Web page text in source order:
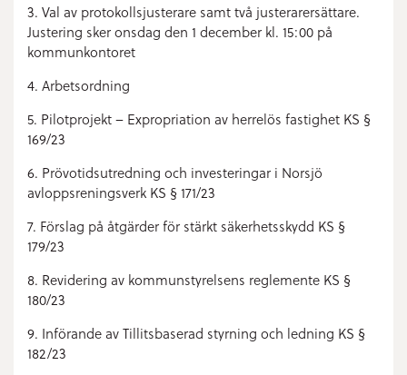
3. Val av protokollsjusterare samt två justerarersättare.
Justering sker onsdag den 1 december kl. 15:00 på
kommunkontoret
4. Arbetsordning
5. Pilotprojekt – Expropriation av herrelös fastighet KS §
169/23
6. Prövotidsutredning och investeringar i Norsjö
avloppsreningsverk KS § 171/23
7. Förslag på åtgärder för stärkt säkerhetsskydd KS §
179/23
8. Revidering av kommunstyrelsens reglemente KS §
180/23
9. Införande av Tillitsbaserad styrning och ledning KS §
182/23